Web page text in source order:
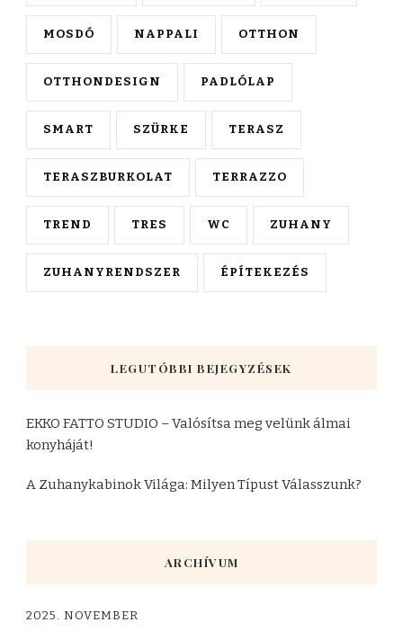
MOSDÓ NAPPALI OTTHON
OTTHONDESIGN PADLÓLAP
SMART SZÜRKE TERASZ
TERASZBURKOLAT TERRAZZO
TREND TRES WC ZUHANY
ZUHANYRENDSZER ÉPÍTEKEZÉS
LEGUTÓBBI BEJEGYZÉSEK
EKKO FATTO STUDIO – Valósítsa meg velünk álmai
konyháját!
A Zuhanykabinok Világa: Milyen Típust Válasszunk?
ARCHÍVUM
2025. NOVEMBER